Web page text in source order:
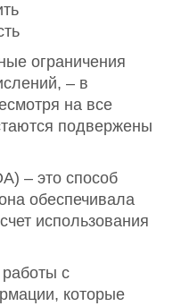
ограничения
– в
на все
подвержены
– это способ
обеспечивала
использования
с
которые